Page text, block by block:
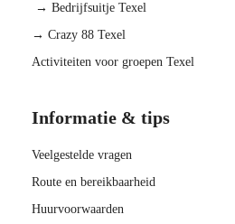
→ Bedrijfsuitje Texel
→ Crazy 88 Texel
Activiteiten voor groepen Texel
Informatie & tips
Veelgestelde vragen
Route en bereikbaarheid
Huurvoorwaarden